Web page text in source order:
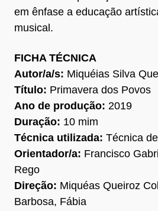
em ênfase a educação
musical.
FICHA TÉCNICA
Autor/a/s: Miquéias Silva
Título: Primavera dos Povos
Ano de produção: 2019
Duração: 10 mim
Técnica utilizada: Técnica
Orientador/a: Francisco
Rego
Direção: Miquéas Queiroz
Barbosa, Fábia